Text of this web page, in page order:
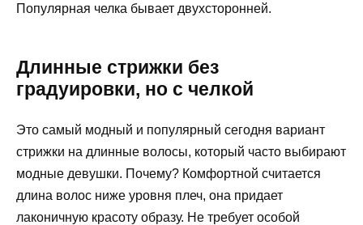
Популярная челка бывает двухсторонней.
Длинные стрижки без
градуировки, но с челкой
Это самый модный и популярный сегодня вариант
стрижки на длинные волосы, который часто выбирают
модные девушки. Почему? Комфортной считается
длина волос ниже уровня плеч, она придает
лаконичную красоту образу. Не требует особой